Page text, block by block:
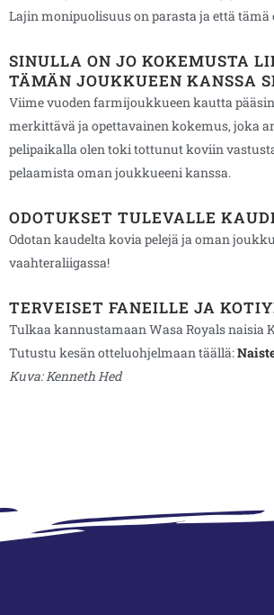
Lajin monipuolisuus on parasta ja että
SINULLA ON JO KOKEMUSTA
TÄMÄN JOUKKUEEN KANSSA
Viime vuoden farmijoukkueen kautta
merkittävä ja opettavainen kokemus, joka
pelipaikalla olen toki tottunut koviin
pelaamista oman joukkueeni kanssa.
ODOTUKSET TULEVALLE
Odotan kaudelta kovia pelejä ja oman
vaahteraliigassa!
TERVEISET FANEILLE JA
Tulkaa kannustamaan Wasa Royals naisia
Tutustu kesän otteluohjelmaan täällä:
Kuva: Kenneth Hed